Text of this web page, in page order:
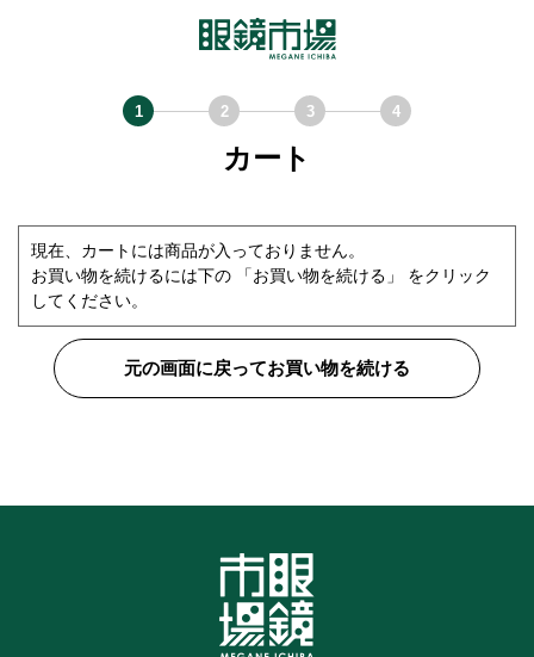
カート
現在、カートには商品が入っておりません。
お買い物を続けるには下の 「お買い物を続ける」 をクリック
してください。
元の画面に戻ってお買い物を続ける